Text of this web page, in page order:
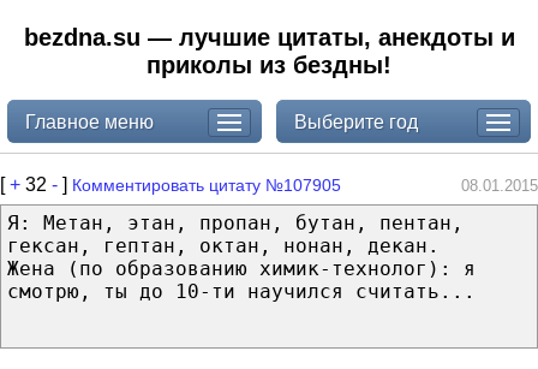
bezdna.su — лучшие цитаты, анекдоты и
приколы из бездны!
Главное меню Выберите год
[+ 32 - ] Комментировать цитату №107905 08.01.2015
Я: Метан, этан, пропан, бутан, пентан,
гексан, гептан, октан, нонан, декан.
Жена (по образованию химик-технолог): я
смотрю, ты до 10-ти научился считать...